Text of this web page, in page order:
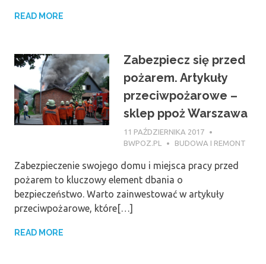
READ MORE
Zabezpiecz się przed
pożarem. Artykuły
przeciwpożarowe –
sklep ppoż Warszawa
11 PAŹDZIERNIKA 2017
BWPOZ.PL
BUDOWA I REMONT
Zabezpieczenie swojego domu i miejsca pracy przed
pożarem to kluczowy element dbania o
bezpieczeństwo. Warto zainwestować w artykuły
przeciwpożarowe, które[…]
READ MORE